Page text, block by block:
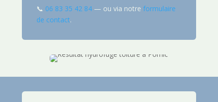
📞 06 83 35 42 84— ou via notre formulaire
de contact.